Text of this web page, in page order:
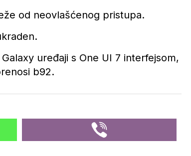
od neovlašćenog pristupa.
uređaji s One UI 7 interfejsom,
b92.